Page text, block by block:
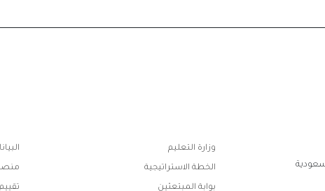
روابط
الفوتر
وزارة التعليم
الخطة الاستراتيجية
بوابة المبتعثين